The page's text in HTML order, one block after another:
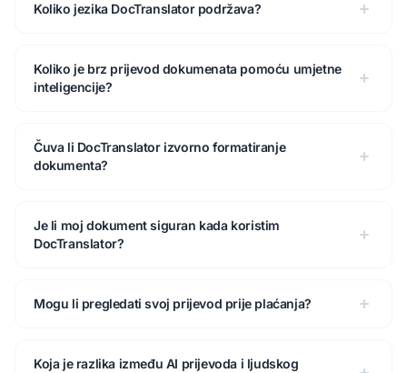
Koliko jezika DocTranslator podržava?
Koliko je brz prijevod dokumenata pomoću umjetne
inteligencije?
Čuva li DocTranslator izvorno formatiranje
dokumenta?
Je li moj dokument siguran kada koristim
DocTranslator?
Mogu li pregledati svoj prijevod prije plaćanja?
Koja je razlika između AI prijevoda i ljudskog